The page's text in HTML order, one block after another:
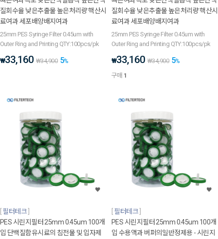
질회수율 낮은추출물 높은처리량 핵산시
료여과 세포배양배지여과
25mm PES Syringe Filter 0.45um with
Outer Ring and Printing QTY:100pcs/pk
₩33,160 ₩34,900 5%
질회수율 낮은추출물 높은처리량 핵산시
료여과 세포배양배지여과
25mm PES Syringe Filter 0.45um with
Outer Ring and Printing QTY:100pcs/pk
₩33,160 ₩34,900 5%
구매 1
필터테크
PES 시린지필터 25mm 0.45um 100개
입 단백질함유시료의 침전물 및 입자제
필터테크
PES 시린지필터 25mm 0.45um 100개
입 수용액과 버퍼의일반정제용 - 시린지